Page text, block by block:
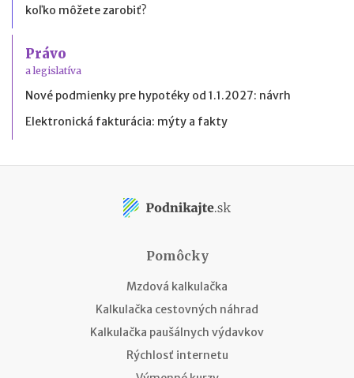
koľko môžete zarobiť?
Právo
a legislatíva
Nové podmienky pre hypotéky od 1.1.2027: návrh
Elektronická fakturácia: mýty a fakty
Pomôcky
Mzdová kalkulačka
Kalkulačka cestovných náhrad
Kalkulačka paušálnych výdavkov
Rýchlosť internetu